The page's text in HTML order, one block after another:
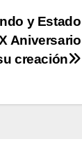
y Estado
Aniversario
creación